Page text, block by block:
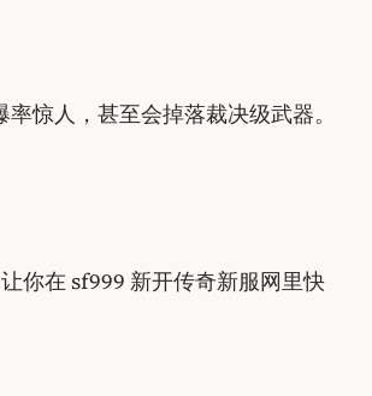
惊人，甚至会掉落裁决级武器。
让你在 sf999 新开传奇新服网里快